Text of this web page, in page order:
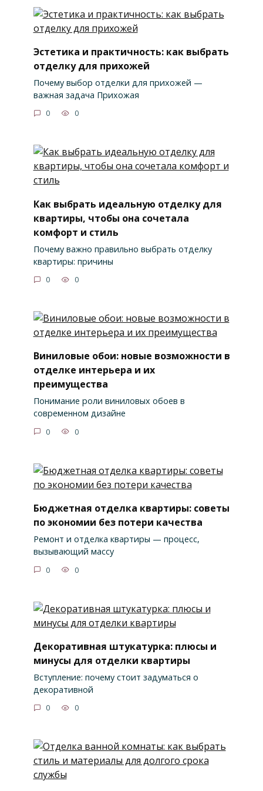
Эстетика и практичность: как выбрать
отделку для прихожей
Почему выбор отделки для прихожей —
важная задача Прихожая
0 0
Как выбрать идеальную отделку для
квартиры, чтобы она сочетала
комфорт и стиль
Почему важно правильно выбрать отделку
квартиры: причины
0 0
Виниловые обои: новые возможности в
отделке интерьера и их
преимущества
Понимание роли виниловых обоев в
современном дизайне
0 0
Бюджетная отделка квартиры: советы
по экономии без потери качества
Ремонт и отделка квартиры — процесс,
вызывающий массу
0 0
Декоративная штукатурка: плюсы и
минусы для отделки квартиры
Вступление: почему стоит задуматься о
декоративной
0 0